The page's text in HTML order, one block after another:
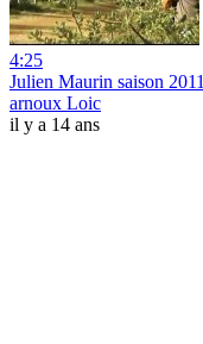
4:25
Julien Maurin saison 2011
arnoux Loic
il y a 14 ans